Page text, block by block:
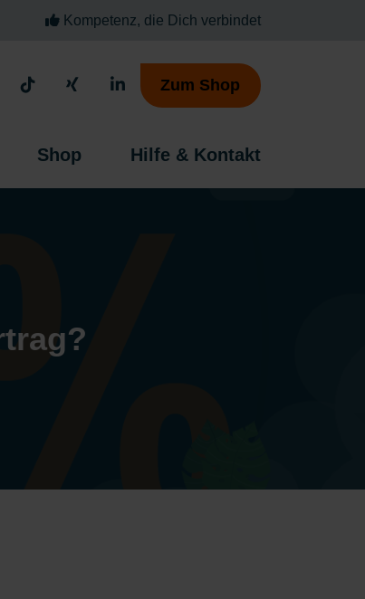
Kompetenz, die Dich verbindet
Zum Shop
Shop Hilfe & Kontakt